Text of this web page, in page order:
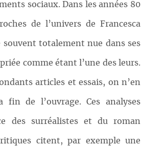
sociaux. Dans les années 80
de l’univers de Francesca
souvent totalement nue dans ses
comme étant l’une des leurs.
articles et essais, on n’en
de l’ouvrage. Ces analyses
des surréalistes et du roman
citent, par exemple une